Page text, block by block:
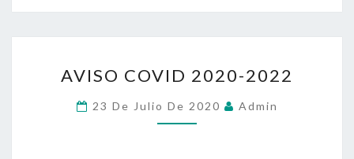
COVID
2020-
2022
AVISO COVID 2020-2022
23 De Julio De 2020 Admin